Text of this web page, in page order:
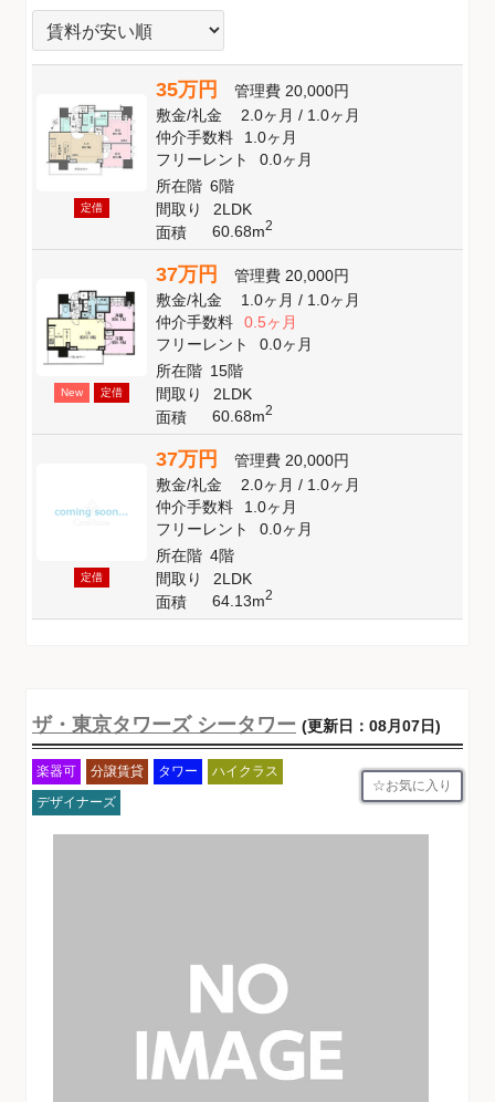
定借
35万円 管理費 20,000円
敷金/礼金 2.0ヶ月/ 1.0ヶ月
仲介手数料
1.0ヶ月
フリーレント
0.0ヶ月
所在階 6階
間取り
2LDK
面積
60.68m2
New 定借
37万円 管理費 20,000円
敷金/礼金 1.0ヶ月/ 1.0ヶ月
仲介手数料
0.5ヶ月
フリーレント
0.0ヶ月
所在階 15階
間取り
2LDK
面積
60.68m2
定借
37万円 管理費 20,000円
敷金/礼金 2.0ヶ月/ 1.0ヶ月
仲介手数料
1.0ヶ月
フリーレント
0.0ヶ月
所在階 4階
間取り
2LDK
面積
64.13m2
ザ・東京タワーズ シータワー (更新日：08月07日)
楽器可 分譲賃貸 タワー
ハイクラス
デザイナーズ
お気に入り